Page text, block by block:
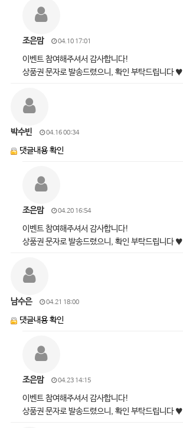
조은맘 04.10 17:01
이벤트 참여해주셔서 감사합니다!
상품권 문자로 발송드렸으니, 확인 부탁드립니다 ♥
박수빈 04.16 00:34
댓글내용 확인
조은맘 04.20 16:54
이벤트 참여해주셔서 감사합니다!
상품권 문자로 발송드렸으니, 확인 부탁드립니다 ♥
남수은 04.21 18:00
댓글내용 확인
조은맘 04.23 14:15
이벤트 참여해주셔서 감사합니다!
상품권 문자로 발송드렸으니, 확인 부탁드립니다 ♥